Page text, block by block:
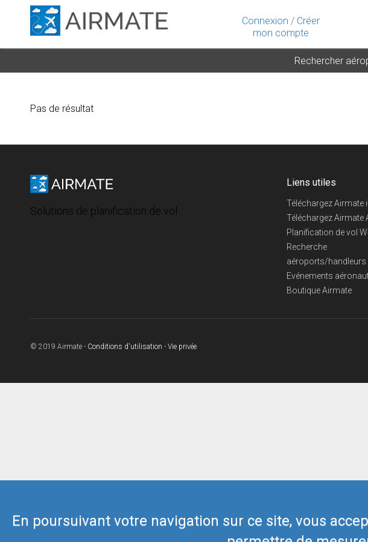
Connexion / Créer
mon compte
En poursuivant votre navigation sur ce site, vous
Rechercher
Pas de résultat
Solutions de planification de vol
Liens utiles
Téléchargez Airmate
Téléchargez Airmate
Planification de vol
Recherche
aéroports/handleurs
Evénements
Boutique Airmate
© 2019 Airmate - Conditions d'utilisation - Vie privée